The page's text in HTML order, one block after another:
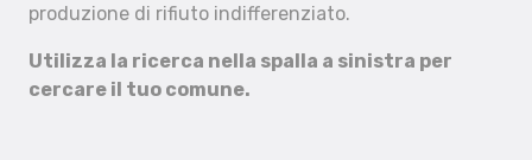
produzione di rifiuto indifferenziato.
Utilizza la ricerca nella spalla a sinistra per
cercare il tuo comune.